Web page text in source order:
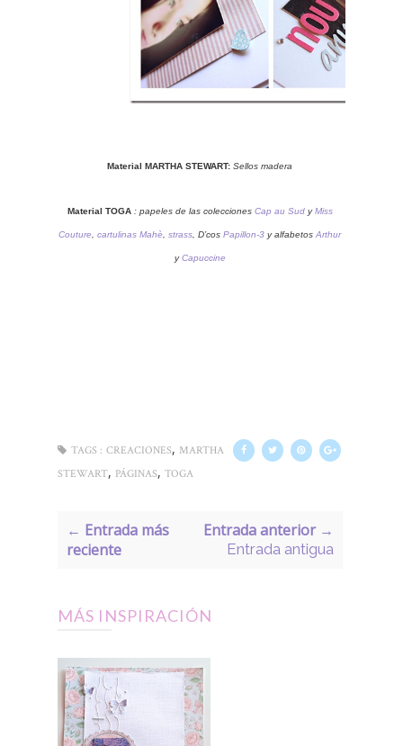
Material MARTHA STEWART: Sellos madera
Material TOGA : papeles de las colecciones Cap au SudyMiss
Couture ,cartulinas Mahè ,strass , D’cosPapillon-3 y alfabetosArthur
yCapuccine
TAGS : CREACIONES, MARTHA
STEWART, PÁGINAS, TOGA
← Entrada más
reciente
Entrada anterior →
Entrada antigua
MÁS INSPIRACIÓN